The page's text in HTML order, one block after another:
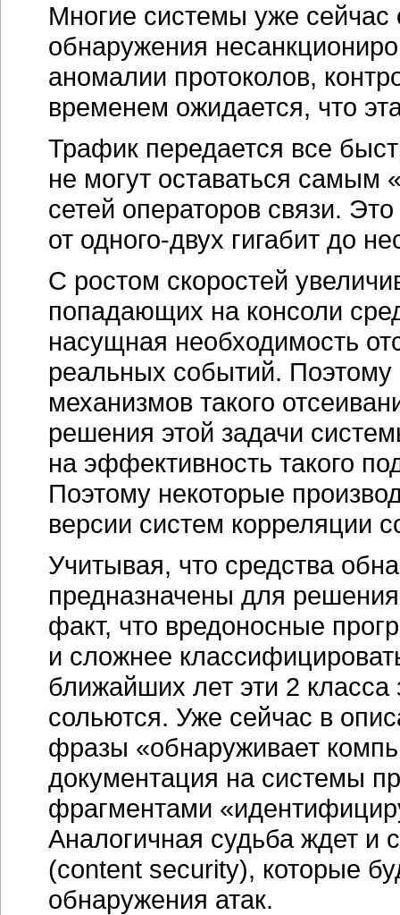
Многие системы уже
обнаружения
аномалии протоколов,
временем ожидается, что
Трафик передается все
не могут оставаться самым
сетей операторов связи.
от одного-двух гигабит до
С ростом скоростей
попадающих на консоли
насущная необходимость
реальных событий. Поэтому
механизмов такого
решения этой задачи
на эффективность такого
Поэтому некоторые
версии систем корреляции
Учитывая, что средства
предназначены для
факт, что вредоносные
и сложнее
ближайших лет эти 2 класса
сольются. Уже сейчас в
фразы «обнаруживает
документация на системы
фрагментами
Аналогичная судьба ждет и
(content security), которые
обнаружения атак.